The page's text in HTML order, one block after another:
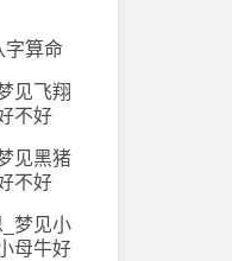
字算命
见飞翔
不好
见黑猪
不好
梦见小
母牛好